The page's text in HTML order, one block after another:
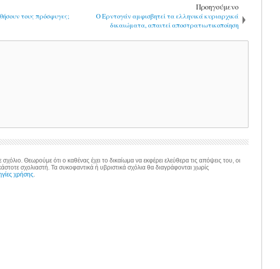
τους πρόσφυγες;
Προηγούμενο
Ο Ερντογάν αμφισβητεί τα ελληνικά κυριαρχικά
δικαιώματα, απαιτεί αποστρατιωτικοποίηση
Θεωρούμε ότι ο καθένας έχει το δικαίωμα να εκφέρει ελεύθερα τις απόψεις του, οι
σχολιαστή. Τα συκοφαντικά ή υβριστικά σχόλια θα διαγράφονται χωρίς
χρήσης.